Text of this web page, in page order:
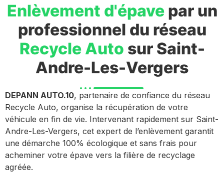
Enlèvement d'épavepar un
professionnel du réseau
Recycle Auto sur Saint-
Andre-Les-Vergers
DEPANN AUTO.10, partenaire de confiance du réseau
Recycle Auto, organise la récupération de votre
véhicule en fin de vie. Intervenant rapidement sur Saint-
Andre-Les-Vergers, cet expert de l’enlèvement garantit
une démarche 100% écologique et sans frais pour
acheminer votre épave vers la filière de recyclage
agréée.